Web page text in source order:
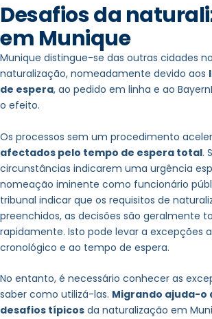
o rendimento, BWA, declaração de
certificado de matrícula ou certificado
de frequência do jardim de infância ou
pensão
Prova deconhecimentos
Desafios da
em Munique
Munique distingue-se das outras cidades
naturalização, nomeadamente devido aos
de espera, ao pedido em linha e ao
o efeito.
Os processos sem um procedimento
afectados pelo tempo de espera total.
circunstâncias indicarem uma urgência
nomeação iminente como funcionário
tribunal indicar que os requisitos de
preenchidos, as decisões são geralmente
rapidamente. Isto pode levar a excepções
cronológico e ao tempo de espera.
No entanto, é necessário conhecer as
saber como utilizá-las. Migrando ajuda-o
desafios típicos da naturalização em